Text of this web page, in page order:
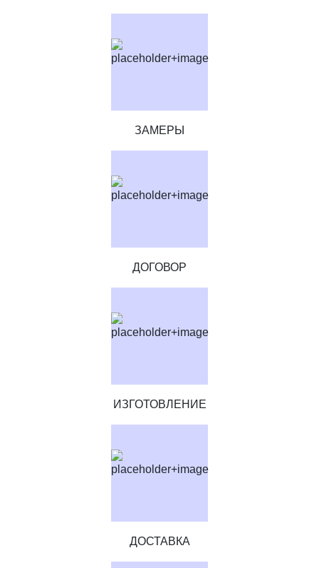
ЗАМЕРЫ
ДОГОВОР
ИЗГОТОВЛЕНИЕ
ДОСТАВКА